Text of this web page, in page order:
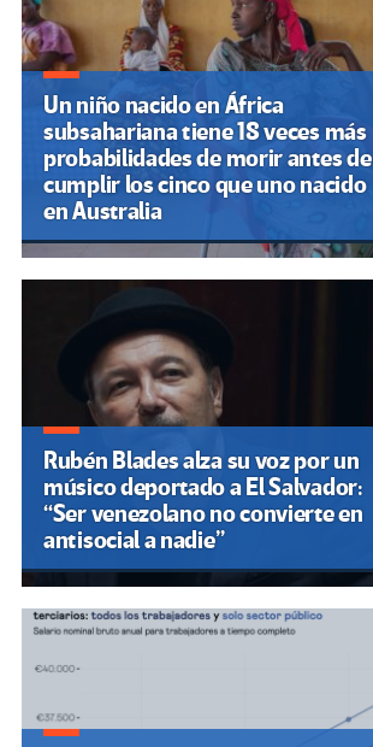
Un niño nacido en África
subsahariana tiene 18 veces más
probabilidades de morir antes de
cumplir los cinco que uno nacido
en Australia
Rubén Blades alza su voz por un
músico deportado a El Salvador:
“Ser venezolano no convierte en
antisocial a nadie”